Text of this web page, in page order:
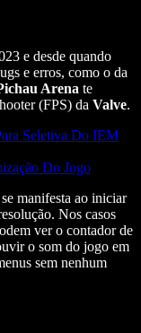
e desde quando
e erros, como o da
Arena te
(FPS) da Valve.
Seletiva Do IEM
Do Jogo
manifesta ao iniciar
Nos casos
ver o contador de
o som do jogo em
sem nenhum